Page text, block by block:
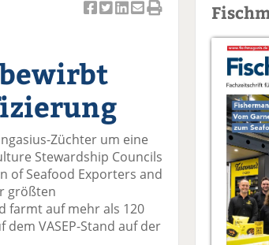
k
el
uf
ac
e
b
o
o
k
el
wi
tt
er
n
uf
Li
n
k
e
n
te
m
ai
l
er
se
e
n
Züchter um eine
Stewardship Councils
of Seafood Exporters and
größten
farmt auf mehr als 120
dem VASEP-Stand auf der